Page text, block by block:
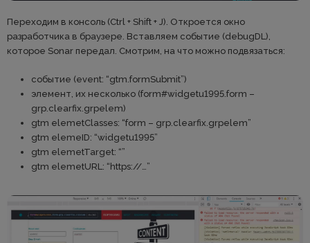
Переходим в консоль (Ctrl + Shift + J). Откроется окно
разработчика в браузере. Вставляем событие (debugDL),
которое Sonar передал. Смотрим, на что можно подвязаться:
событие (event: “gtm.formSubmit”)
элемент, их несколько (form#widgetu1995.form –
grp.clearfix.grpelem)
gtm elemetClasses: “form – grp.clearfix.grpelem”
gtm elemeID: “widgetu1995”
gtm elemetTarget: “”
gtm elemetURL: “https://…”